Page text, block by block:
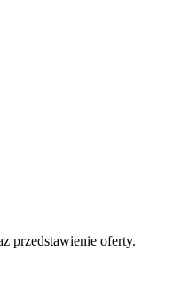
przedstawienie oferty.